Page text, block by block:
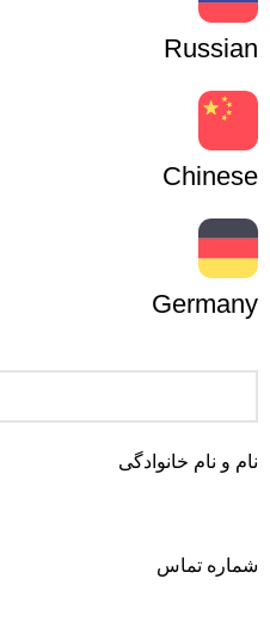
Russian
Chinese
Germany
نام و نام خانوادگی
شماره تماس